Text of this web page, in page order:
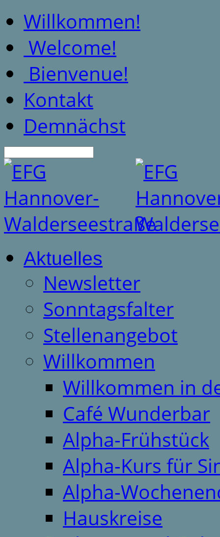
Willkommen!
Welcome!
Bienvenue!
Kontakt
Demnächst
Aktuelles
Newsletter
Sonntagsfalter
Stellenangebot
Willkommen
Willkommen in
Café Wunderbar
Alpha-Frühstück
Alpha-Kurs für
Alpha-
Hauskreise